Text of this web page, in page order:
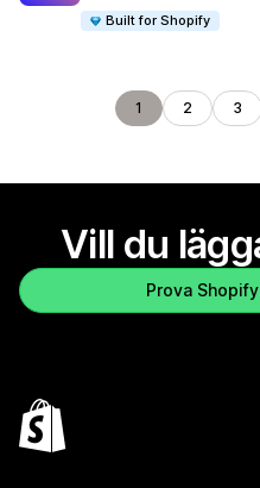
Built for Shopify
1 2 3
Vill du
Prova